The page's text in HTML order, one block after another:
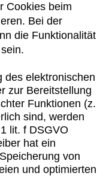
Cookies beim
Bei der
die Funktionalität
des elektronischen
zur Bereitstellung
Funktionen (z.
sind, werden
lit. f DSGVO
hat ein
von
und optimierten